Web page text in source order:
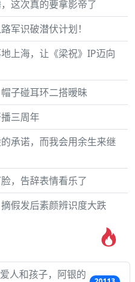
这次真的要拿影帝了
军识破潜伏计划！
上海，让《梁祝》IP迈向
子碰耳环二搭暧昧
三周年
承诺，而我会用余生来继
，告辞表情看乐了
假发后素颜辨识度大跌
人和孩子，阿银的